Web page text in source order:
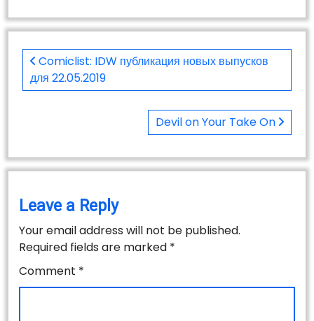
navigation
Comiclist: IDW публикация новых выпусков
для 22.05.2019
Devil on Your Take On
Leave a Reply
Your email address will not be published.
Required fields are marked *
Comment *